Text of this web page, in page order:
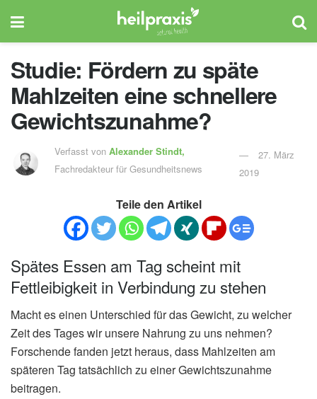
Studie: Fördern zu späte
Mahlzeiten eine schnellere
Gewichtszunahme?
Verfasst vonAlexander Stindt,
Fachredakteur für Gesundheitsnews
27. März
2019
Teile den Artikel
Spätes Essen am Tag scheint mit
Fettleibigkeit in Verbindung zu stehen
Macht es einen Unterschied für das Gewicht, zu welcher
Zeit des Tages wir unsere Nahrung zu uns nehmen?
Forschende fanden jetzt heraus, dass Mahlzeiten am
späteren Tag tatsächlich zu einer Gewichtszunahme
beitragen.